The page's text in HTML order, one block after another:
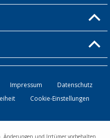
Impressum
Datenschutz
Cookie-Einstellungen